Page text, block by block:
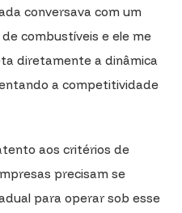
conversava com um
combustíveis e ele me
diretamente a dinâmica
a competitividade
aos critérios de
precisam se
para operar sob esse